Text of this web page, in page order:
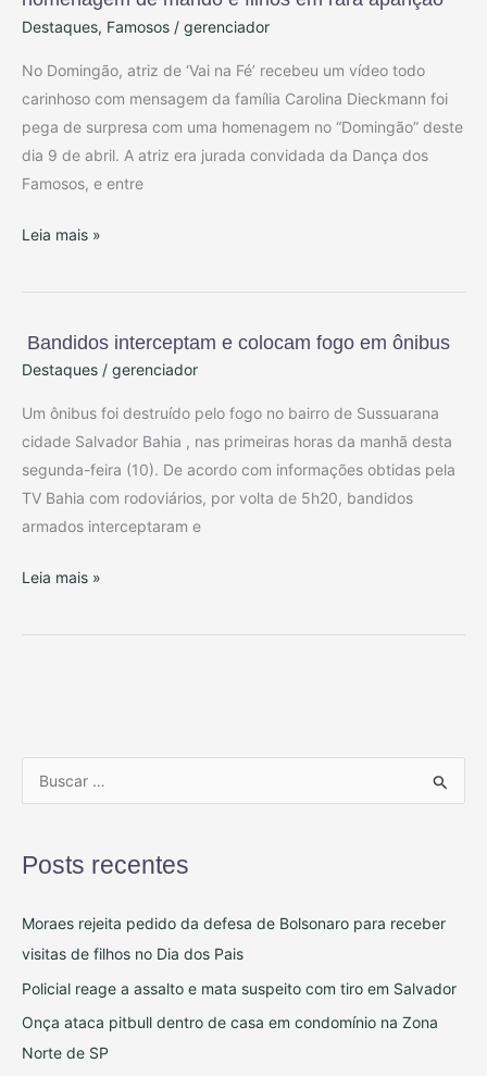
Destaques, Famosos / gerenciador
No Domingão, atriz de ‘Vai na Fé’ recebeu um vídeo todo
carinhoso com mensagem da família Carolina Dieckmann foi
pega de surpresa com uma homenagem no “Domingão” deste
dia 9 de abril. A atriz era jurada convidada da Dança dos
Famosos, e entre
Leia mais »
Bandidos interceptam e colocam fogo em ônibus
Destaques / gerenciador
Um ônibus foi destruído pelo fogo no bairro de Sussuarana
cidade Salvador Bahia , nas primeiras horas da manhã desta
segunda-feira (10). De acordo com informações obtidas pela
TV Bahia com rodoviários, por volta de 5h20, bandidos
armados interceptaram e
Bandidos
interceptam
em
Leia mais »
q
a
r
p
Posts recentes
Moraes rejeita pedido da defesa de Bolsonaro para receber
visitas de filhos no Dia dos Pais
Policial reage a assalto e mata suspeito com tiro em Salvador
Onça ataca pitbull dentro de casa em condomínio na Zona
Norte de SP